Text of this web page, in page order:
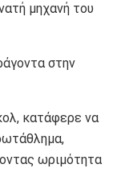
μηχανή του
στην
κατάφερε να
ωριμότητα